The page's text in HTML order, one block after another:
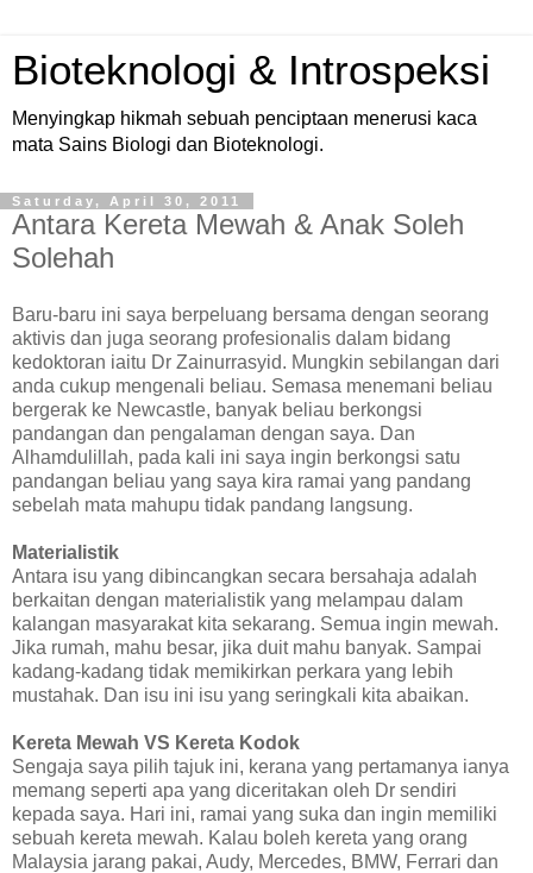
Bioteknologi & Introspeksi
Menyingkap hikmah sebuah penciptaan menerusi kaca
mata Sains Biologi dan Bioteknologi.
Saturday, April 30, 2011
Antara Kereta Mewah & Anak Soleh
Solehah
Baru-baru ini saya berpeluang bersama dengan seorang
aktivis dan juga seorang profesionalis dalam bidang
kedoktoran iaitu Dr Zainurrasyid. Mungkin sebilangan dari
anda cukup mengenali beliau. Semasa menemani beliau
bergerak ke Newcastle, banyak beliau berkongsi
pandangan dan pengalaman dengan saya. Dan
Alhamdulillah, pada kali ini saya ingin berkongsi satu
pandangan beliau yang saya kira ramai yang pandang
sebelah mata mahupu tidak pandang langsung.
Materialistik
Antara isu yang dibincangkan secara bersahaja adalah
berkaitan dengan materialistik yang melampau dalam
kalangan masyarakat kita sekarang. Semua ingin mewah.
Jika rumah, mahu besar, jika duit mahu banyak. Sampai
kadang-kadang tidak memikirkan perkara yang lebih
mustahak. Dan isu ini isu yang seringkali kita abaikan.
Kereta Mewah VS Kereta Kodok
Sengaja saya pilih tajuk ini, kerana yang pertamanya ianya
memang seperti apa yang diceritakan oleh Dr sendiri
kepada saya. Hari ini, ramai yang suka dan ingin memiliki
sebuah kereta mewah. Kalau boleh kereta yang orang
Malaysia jarang pakai, Audy, Mercedes, BMW, Ferrari dan